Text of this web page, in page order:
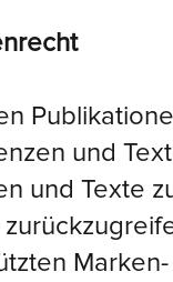
und
und Texte